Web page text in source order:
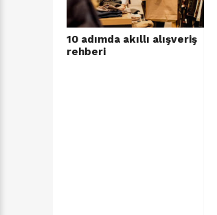
10 adımda akıllı alışveriş
rehberi